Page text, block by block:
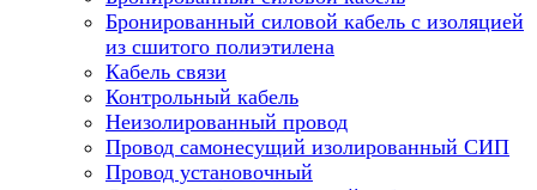
Бронированный силовой кабель с изоляцией
из сшитого полиэтилена
Кабель связи
Контрольный кабель
Неизолированный провод
Провод самонесущий изолированный СИП
Провод установочный